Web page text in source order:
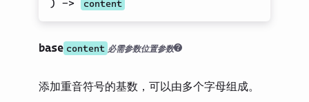
根式
附缀
符号
可视化
) -> content
base content 必需参数位置参数
添加重音符号的基数，可以由多个字母组成。